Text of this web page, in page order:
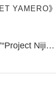
YAMERO
Niji…